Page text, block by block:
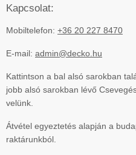
Kapcsolat:
Mobiltelefon: +36 20 227 8470
E-mail: admin@decko.hu
Kattintson a bal alsó sarokban
jobb alsó sarokban lévő
velünk.
Átvétel egyeztetés alapján a
raktárunkból.